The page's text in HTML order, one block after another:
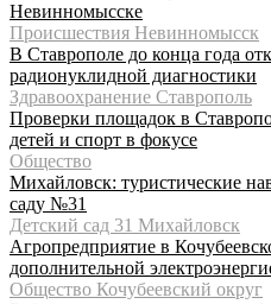
Невинномысске
Происшествия Невинномысск
В Ставрополе до конца года
радионуклидной диагностики
Здравоохранение Ставрополь
Проверки площадок в
детей и спорт в фокусе
Общество
Михайловск: туристические
саду №31
Детский сад 31 Михайловск
Агропредприятие в
дополнительной
Общество Кочубеевский округ